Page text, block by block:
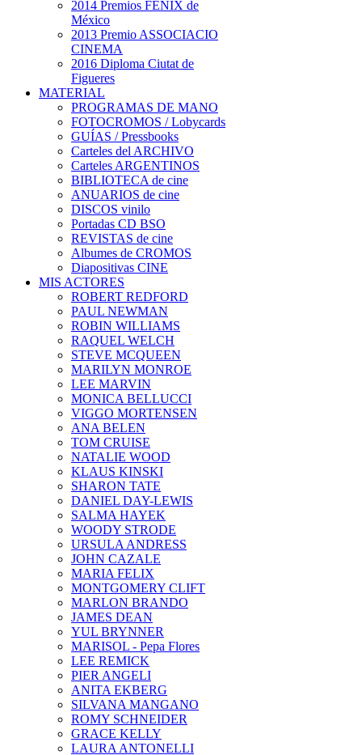
2014 Premios FENIX de
México
2013 Premio ASSOCIACIO
CINEMA
2016 Diploma Ciutat de
Figueres
MATERIAL
PROGRAMAS DE MANO
FOTOCROMOS / Lobycards
GUÍAS / Pressbooks
Carteles del ARCHIVO
Carteles ARGENTINOS
BIBLIOTECA de cine
ANUARIOS de cine
DISCOS vinilo
Portadas CD BSO
REVISTAS de cine
Albumes de CROMOS
Diapositivas CINE
MIS ACTORES
ROBERT REDFORD
PAUL NEWMAN
ROBIN WILLIAMS
RAQUEL WELCH
STEVE MCQUEEN
MARILYN MONROE
LEE MARVIN
MONICA BELLUCCI
VIGGO MORTENSEN
ANA BELEN
TOM CRUISE
NATALIE WOOD
KLAUS KINSKI
SHARON TATE
DANIEL DAY-LEWIS
SALMA HAYEK
WOODY STRODE
URSULA ANDRESS
JOHN CAZALE
MARIA FELIX
MONTGOMERY CLIFT
MARLON BRANDO
JAMES DEAN
YUL BRYNNER
MARISOL - Pepa Flores
LEE REMICK
PIER ANGELI
ANITA EKBERG
SILVANA MANGANO
ROMY SCHNEIDER
GRACE KELLY
LAURA ANTONELLI